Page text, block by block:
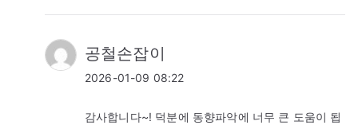
공철손잡이
2026-01-09 08:22
감사합니다~! 덕분에 동향파악에 너무 큰 도움이 됩